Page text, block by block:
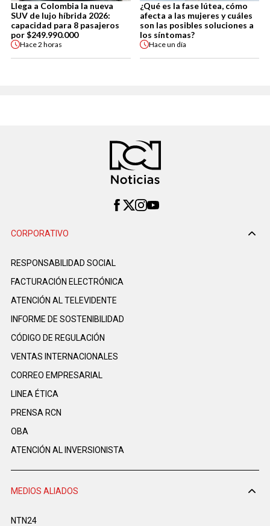
Llega a Colombia la nueva
SUV de lujo híbrida 2026:
capacidad para 8 pasajeros
por $249.990.000
Hace2 horas
¿Qué es la fase lútea, cómo
afecta a las mujeres y cuáles
son las posibles soluciones a
los síntomas?
Haceun día
CORPORATIVO
RESPONSABILIDAD SOCIAL
FACTURACIÓN ELECTRÓNICA
ATENCIÓN AL TELEVIDENTE
INFORME DE SOSTENIBILIDAD
CÓDIGO DE REGULACIÓN
VENTAS INTERNACIONALES
CORREO EMPRESARIAL
LINEA ÉTICA
PRENSA RCN
OBA
ATENCIÓN AL INVERSIONISTA
MEDIOS ALIADOS
NTN24